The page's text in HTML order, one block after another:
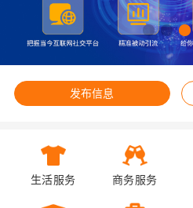
发布信息
生活服务 商务服务